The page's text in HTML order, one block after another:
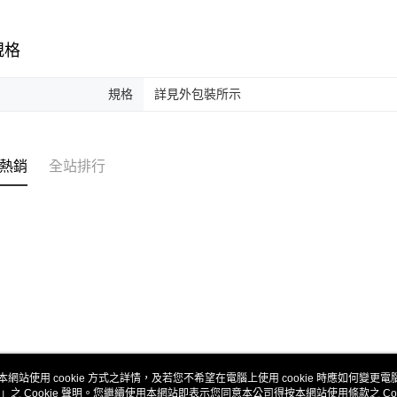
格
規格 詳見外包裝所示
銷 全站排行
網站使用 cookie 方式之詳情，及若您不希望在電腦上使用 cookie 時應如何變更電
」之 Cookie 聲明。您繼續使用本網站即表示您同意本公司得按本網站使用條款之